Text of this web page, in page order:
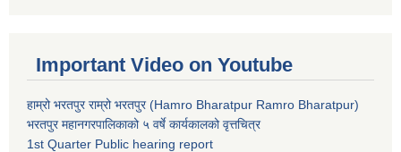
Important Video on Youtube
हाम्रो भरतपुर राम्रो भरतपुर (Hamro Bharatpur Ramro Bharatpur)
भरतपुर महानगरपालिकाको ५ वर्षे कार्यकालको वृत्तचित्र
1st Quarter Public hearing report